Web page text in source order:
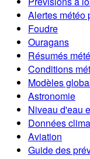
Alertes météo
Foudre
Ouragans
Résumés
Conditions
Modèles
Astronomie
Niveau d'eau
Données
Aviation
Guide des